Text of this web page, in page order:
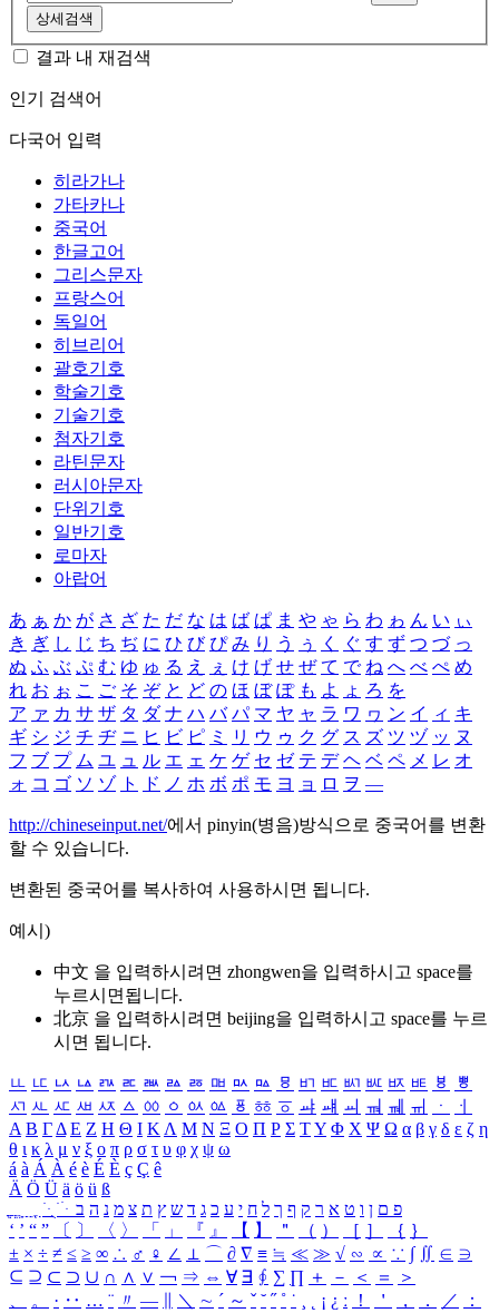
상세검색
결과 내 재검색
인기 검색어
다국어 입력
히라가나
가타카나
중국어
한글고어
그리스문자
프랑스어
독일어
히브리어
괄호기호
학술기호
기술기호
첨자기호
라틴문자
러시아문자
단위기호
일반기호
로마자
아랍어
あ ぁ か が さ ざ た だ な は ば ぱ ま や ゃ ら わ ゎ ん い ぃ
き ぎ し じ ち ぢ に ひ び ぴ み り う ぅ く ぐ す ず つ づ っ
ぬ ふ ぶ ぷ む ゆ ゅ る え ぇ け げ せ ぜ て で ね へ べ ぺ め
れ お ぉ こ ご そ ぞ と ど の ほ ぼ ぽ も よ ょ ろ を
ア ァ カ サ ザ タ ダ ナ ハ バ パ マ ヤ ャ ラ ワ ヮ ン イ ィ キ
ギ シ ジ チ ヂ ニ ヒ ビ ピ ミ リ ウ ゥ ク グ ス ズ ツ ヅ ッ ヌ
フ ブ プ ム ユ ュ ル エ ェ ケ ゲ セ ゼ テ デ ヘ ベ ペ メ レ オ
ォ コ ゴ ソ ゾ ト ド ノ ホ ボ ポ モ ヨ ョ ロ ヲ ―
http://chineseinput.net/에서 pinyin(병음)방식으로 중국어를 변환
할 수 있습니다.
변환된 중국어를 복사하여 사용하시면 됩니다.
예시)
中文 을 입력하시려면 zhongwen을 입력하시고 space를
누르시면됩니다.
北京 을 입력하시려면 beijing을 입력하시고 space를 누르
시면 됩니다.
ㅥ ㅦ ㅧ ㅨ ㅩ ㅪ ㅫ ㅬ ㅭ ㅮ ㅯ ㅰ ㅱ ㅲ ㅳ ㅴ ㅵ ㅶ ㅷ ㅸ
ㅹ
ㅺ ㅻ ㅼ ㅽ ㅾ ㅿ ㆀ ㆁ ㆂ ㆃ ㆄ ㆅ ㆆ ㆇ ㆈ ㆉ ㆊ ㆋ ㆌ ㆍ
ㆎ
Α Β ΓΔ Ε Ζ Η Θ Ι ΚΛ Μ Ν Ξ Ο Π Ρ Σ ΤΥ Φ Χ Ψ Ω α β γ δ ε ζ η
θ ι κ λ μ ν ξ ο π ρ σ τ υ φ χ ψ ω
á à Á À é è É È ç Ç ê
Ä Ö Ü ä ö ü ß
ִֶֹ ֻּ ׁׂ פ ם ן ו ט א ר ק ף ך ל ח י ע כ ג ד ש ץ ת צ מ נ ה ב
‘ ’ “ ” 〔 〕 〈 〉 「 」 『 』 【 】 ＂ （ ） ［ ］ ｛ ｝
± × ÷ ≠ ≤ ≥ ∞ ∴ ♂ ♀ ∠ ⊥ ⌒ ∂ ∇ ≡ ≒ ≪ ≫ √ ∽ ∝ ∵ ∫ ∬ ∈ ∋
⊆ ⊇ ⊂ ⊃ ∪ ∩ ∧ ∨ ￢ ⇒ ⇔ ∀ ∃ ∮ ∑ ∏ ＋ － ＜ ＝
＞
、
。 · ‥ … ¨ 〃 ― ＼ ∼ ´ ～ ˇ ˘ ˝ ˚ ˙ ¸ ¡ ¿ ː ！ ＇ ， ． ／
：